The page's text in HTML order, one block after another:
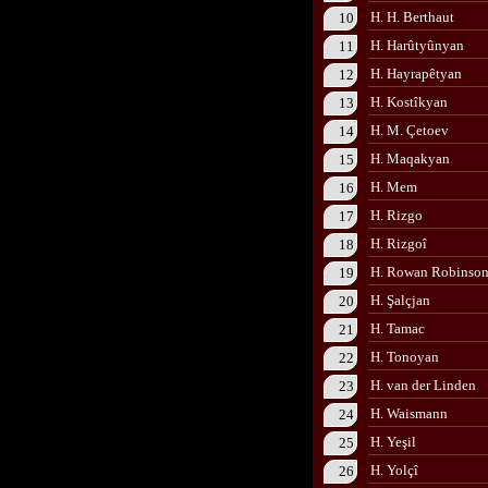
10
H. H. Berthaut
11
H. Harûtyûnyan
12
H. Hayrapêtyan
13
H. Kostîkyan
14
H. M. Çetoev
15
H. Maqakyan
16
H. Mem
17
H. Rizgo
18
H. Rizgoî
19
H. Rowan Robinson
20
H. Şalçjan
21
H. Tamac
22
H. Tonoyan
23
H. van der Linden
24
H. Waismann
25
H. Yeşil
26
H. Yolçî